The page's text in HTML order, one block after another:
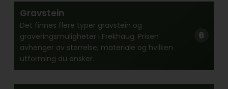
Gravstein
Det finnes flere typer gravstein og
graveringsmuligheter i Frekhaug. Prisen
avhenger av størrelse, materiale og hvilken
utforming du ønsker.